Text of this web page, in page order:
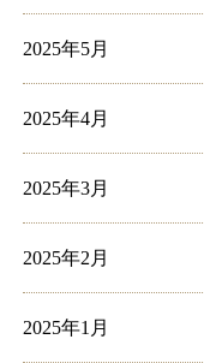
2025年5月
2025年4月
2025年3月
2025年2月
2025年1月